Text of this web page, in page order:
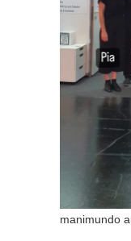
manimundo